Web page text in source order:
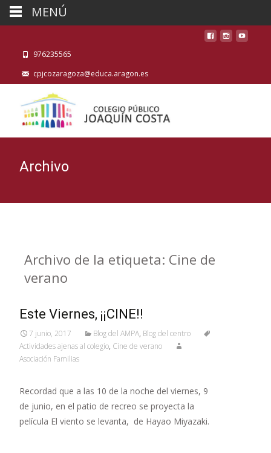
976235565
cpjcozaragoza@educa.aragon.es
Archivo
Archivo de la etiqueta: Cine de
verano
Este Viernes, ¡¡CINE!!
7 junio, 2017 Blog del AMPA, Blog del centro
Actividades ajenas al colegio, Cine de verano
Asociación Familias
Recordad que a las 10 de la noche del viernes, 9
de junio, en el patio de recreo se proyecta la
película El viento se levanta, de Hayao Miyazaki.
MENÚ